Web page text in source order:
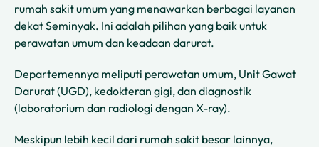
rumah sakit umum yang menawarkan berbagai layanan
dekat Seminyak. Ini adalah pilihan yang baik untuk
perawatan umum dan keadaan darurat.
Departemennya meliputi perawatan umum, Unit Gawat
Darurat (UGD), kedokteran gigi, dan diagnostik
(laboratorium dan radiologi dengan X-ray).
Meskipun lebih kecil dari rumah sakit besar lainnya,